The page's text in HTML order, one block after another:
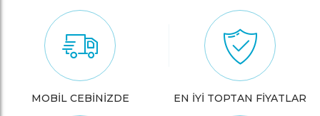
MOBİL CEBİNİZDE EN İYİ TOPTAN FİYATLAR